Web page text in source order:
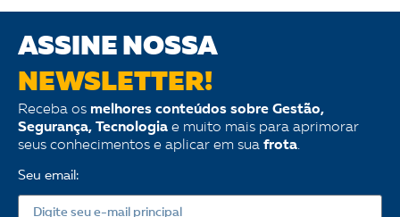
ASSINE NOSSA
NEWSLETTER!
Receba os melhores conteúdos sobre Gestão,
Segurança, Tecnologia e muito mais para aprimorar
seus conhecimentos e aplicar em sua frota.
Seu email: